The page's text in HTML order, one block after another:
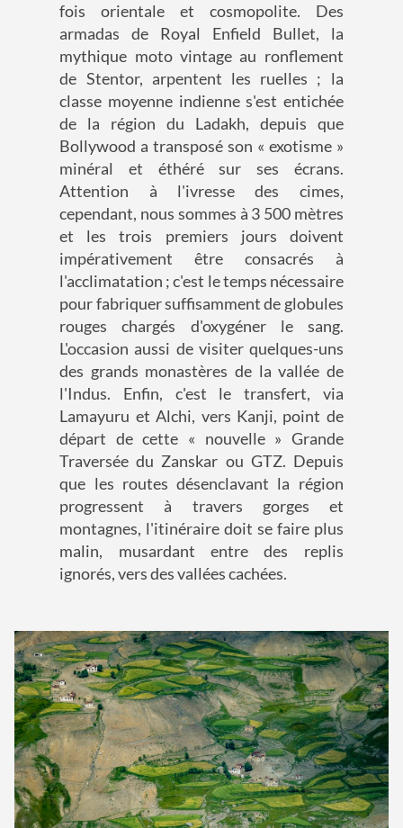
fois orientale et cosmopolite. Des
armadas de Royal Enfield Bullet, la
mythique moto vintage au ronflement
de Stentor, arpentent les ruelles ; la
classe moyenne indienne s'est entichée
de la région du Ladakh, depuis que
Bollywood a transposé son « exotisme »
minéral et éthéré sur ses écrans.
Attention à l'ivresse des cimes,
cependant, nous sommes à 3 500 mètres
et les trois premiers jours doivent
impérativement être consacrés à
l'acclimatation ; c'est le temps nécessaire
pour fabriquer suffisamment de globules
rouges chargés d'oxygéner le sang.
L'occasion aussi de visiter quelques-uns
des grands monastères de la vallée de
l'Indus. Enfin, c'est le transfert, via
Lamayuru et Alchi, vers Kanji, point de
départ de cette « nouvelle » Grande
Traversée du Zanskar ou GTZ. Depuis
que les routes désenclavant la région
progressent à travers gorges et
montagnes, l'itinéraire doit se faire plus
malin, musardant entre des replis
ignorés, vers des vallées cachées.